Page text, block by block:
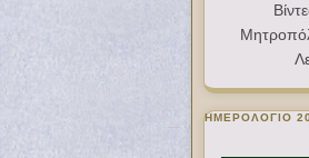
ΗΜΕΡΟΛΟΓΙΟ